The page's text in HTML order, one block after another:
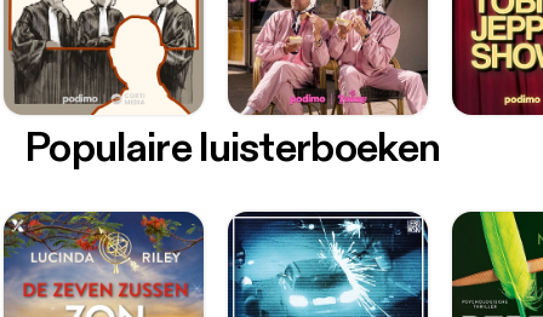
Populaire luisterboeken